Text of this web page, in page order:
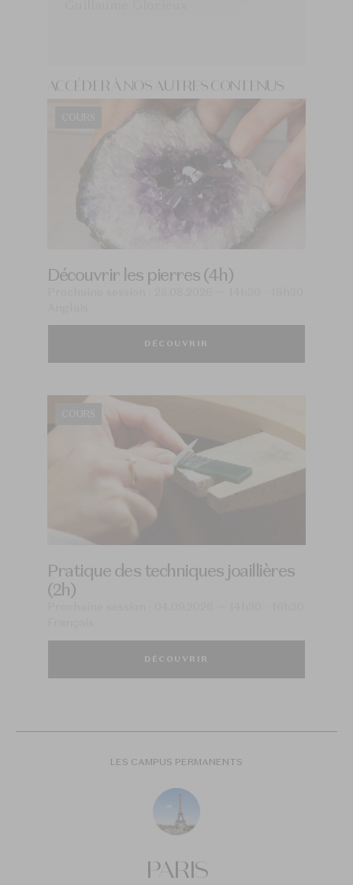
ACCÉDER À NOS AUTRES CONTENUS
Découvrir les pierres (4h)
DÉCOUVRIR
Pratique des techniques joaillières
(2h)
DÉCOUVRIR
LES CAMPUS PERMANENTS
PARIS